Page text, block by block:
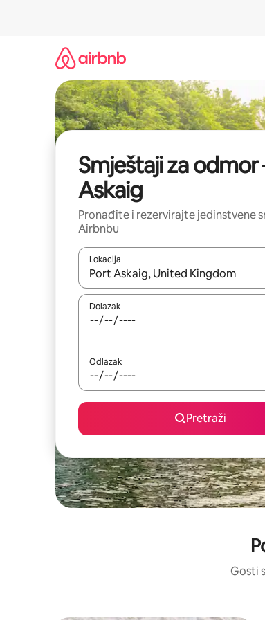
Smještaji za odmor
Askaig
Pronađite i rezervirajte jedinstvene
Airbnbu
Lokacija
Kada budu dostupni rezultati, moći
Dolazak
Odlazak
Pretraži
Gosti